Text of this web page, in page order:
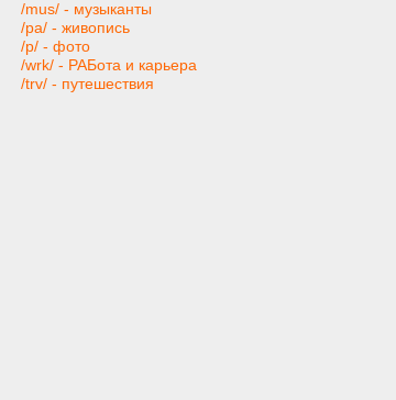
/mus/ - музыканты
/pa/ - живопись
/p/ - фото
/wrk/ - РАБота и карьера
/trv/ - путешествия